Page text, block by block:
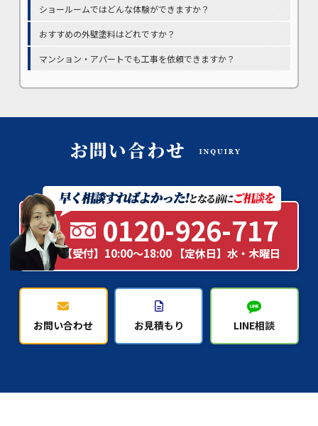
ショールームではどんな体験ができますか？
おすすめの外壁塗料はどれですか？
マンション・アパートでも工事を依頼できますか？
0120-926-717
【受付】10:00～18:00 【定休日】水・木曜日
お問い合わせ お見積もり LINE相談